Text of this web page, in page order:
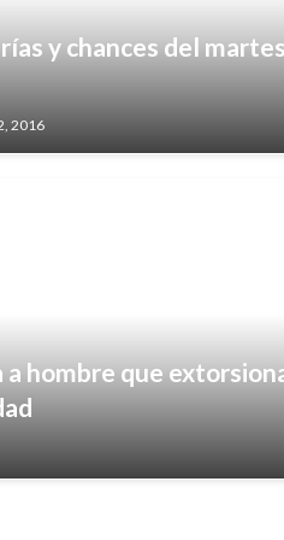
y chances del
2016
hombre que